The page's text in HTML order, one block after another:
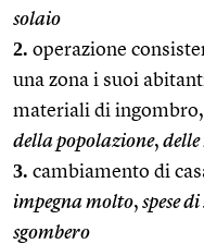
solaio
2. operazione
una zona i suoi
materiali di ingombro,
della popolazione, delle
3. cambiamento di
impegna molto, spese
sgombero